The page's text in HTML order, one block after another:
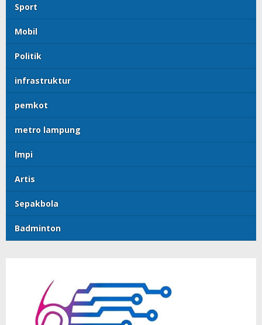
Sport
Mobil
Politik
infrastruktur
pemkot
metro lampung
lmpi
Artis
Sepakbola
Badminton